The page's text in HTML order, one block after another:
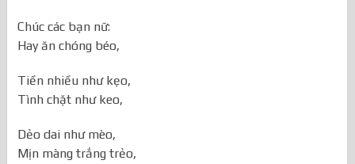
Chúc các bạn nữ:
Hay ăn chóng béo,
Tiền nhiều như kẹo,
Tình chặt như keo,
Dẻo dai như mèo,
Mịn màng trắng trẻo,